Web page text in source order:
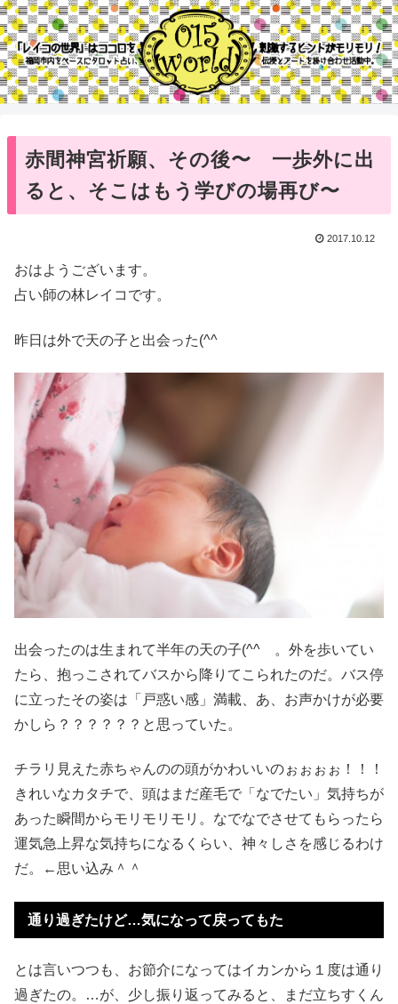
赤間神宮祈願、その後〜 一歩外に出
ると、そこはもう学びの場再び〜
2017.10.12
おはようございます。
占い師の林レイコです。
昨日は外で天の子と出会った(^^ゞ
出会ったのは生まれて半年の天の子(^^ゞ。外を歩いてい
たら、抱っこされてバスから降りてこられたのだ。バス停
に立ったその姿は「戸惑い感」満載、あ、お声かけが必要
かしら？？？？？？と思っていた。
チラリ見えた赤ちゃんのの頭がかわいいのぉぉぉぉ！！！
きれいなカタチで、頭はまだ産毛で「なでたい」気持ちが
あった瞬間からモリモリモリ。なでなでさせてもらったら
運気急上昇な気持ちになるくらい、神々しさを感じるわけ
だ。←思い込み＾＾
通り過ぎたけど…気になって戻ってもた
とは言いつつも、お節介になってはイカンから１度は通り
過ぎたの。…が、少し振り返ってみると、まだ立ちすくん